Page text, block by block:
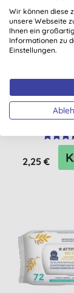
Naty
2,25 €
Wir können diese
unsere Webseite
Ihnen ein
Informationen zu
Einstellungen.